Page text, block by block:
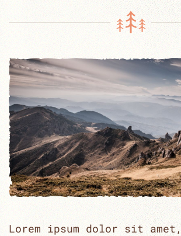
Lorem ipsum dolor sit amet,